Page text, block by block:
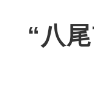
“⼋